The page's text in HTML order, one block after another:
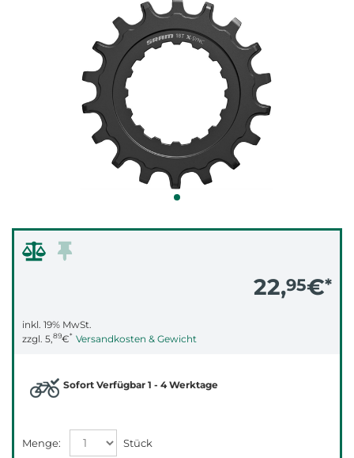
22,95€*
inkl. 19% MwSt.
zzgl. 5,89€* Versandkosten & Gewicht
Sofort Verfügbar 1 - 4 Werktage